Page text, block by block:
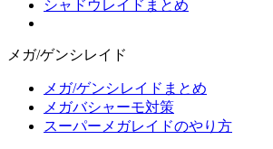
シャドウレイドまとめ
メガ/ゲンシレイド
メガ/ゲンシレイドまとめ
メガバシャーモ対策
スーパーメガレイドのやり方